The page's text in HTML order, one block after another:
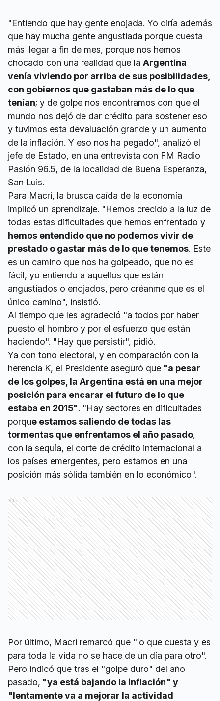
"Entiendo que hay gente enojada. Yo diría además
que hay mucha gente angustiada porque cuesta
más llegar a fin de mes, porque nos hemos
chocado con una realidad que la Argentina
venía viviendo por arriba de sus posibilidades,
con gobiernos que gastaban más de lo que
tenían; y de golpe nos encontramos con que el
mundo nos dejó de dar crédito para sostener eso
y tuvimos esta devaluación grande y un aumento
de la inflación. Y eso nos ha pegado", analizó el
jefe de Estado, en una entrevista con FM Radio
Pasión 96.5, de la localidad de Buena Esperanza,
San Luis.
Para Macri, la brusca caída de la economía
implicó un aprendizaje. "Hemos crecido a la luz de
todas estas dificultades que hemos enfrentado y
hemos entendido que no podemos vivir de
prestado o gastar más de lo que tenemos. Este
es un camino que nos ha golpeado, que no es
fácil, yo entiendo a aquellos que están
angustiados o enojados, pero créanme que es el
único camino", insistió.
Al tiempo que les agradeció "a todos por haber
puesto el hombro y por el esfuerzo que están
haciendo". "Hay que persistir", pidió.
Ya con tono electoral, y en comparación con la
herencia K, el Presidente aseguró que "a pesar
de los golpes, la Argentina está en una mejor
posición para encarar el futuro de lo que
estaba en 2015". "Hay sectores en dificultades
porque estamos saliendo de todas las
tormentas que enfrentamos el año pasado,
con la sequía, el corte de crédito internacional a
los países emergentes, pero estamos en una
posición más sólida también en lo económico".
Ads
Por último, Macri remarcó que "lo que cuesta y es
para toda la vida no se hace de un día para otro".
Pero indicó que tras el "golpe duro" del año
pasado, "ya está bajando la inflación" y
"lentamente va a mejorar la actividad